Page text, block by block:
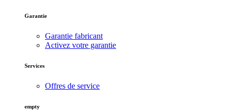
Garantie
Garantie fabricant
Activez votre garantie
Services
Offres de service
empty